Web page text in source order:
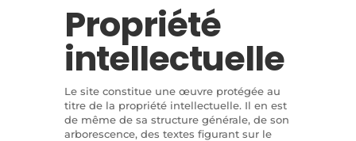
Propriété
intellectuelle
Le site constitue une œuvre protégée au
titre de la propriété intellectuelle. Il en est
de même de sa structure générale, de son
arborescence, des textes figurant sur le